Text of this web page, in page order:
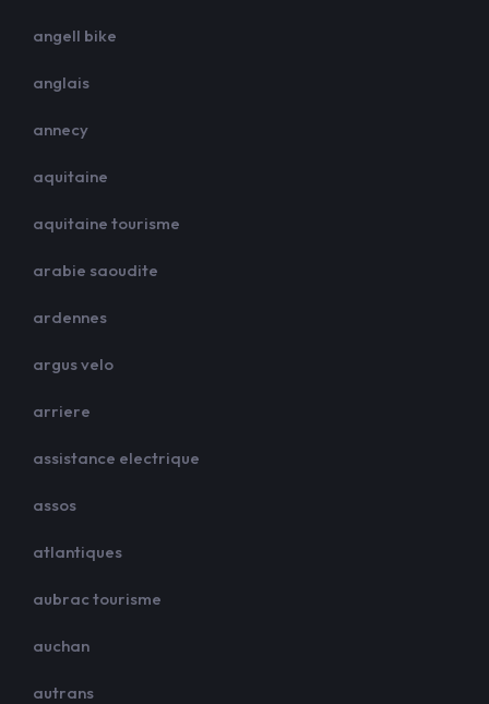
angell bike
anglais
annecy
aquitaine
aquitaine tourisme
arabie saoudite
ardennes
argus velo
arriere
assistance electrique
assos
atlantiques
aubrac tourisme
auchan
autrans